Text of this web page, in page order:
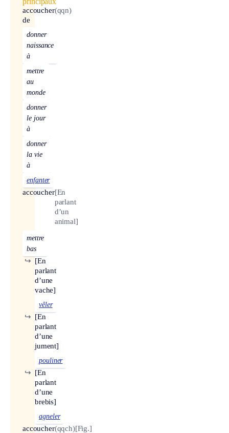
accoucher
de
(qqn)
donner
naissance
à
mettre
au
monde
donner
le jour
à
donner
la vie
à
enfanter
accoucher[En
parlant
d’un
animal]
mettre
bas
[En
parlant
d’une
vache]
↪
vêler
[En
parlant
d’une
jument]
↪
pouliner
[En
parlant
d’une
brebis]
↪
agneler
accoucher(qqch)[Fig.]